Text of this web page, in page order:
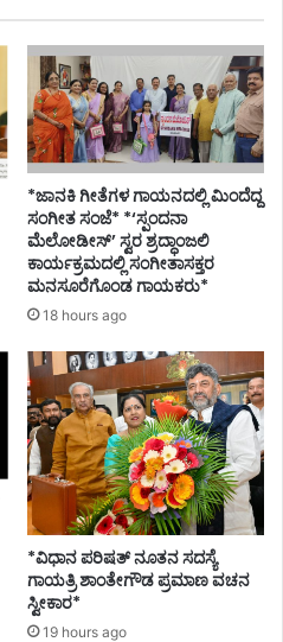
*ಜಾನಕಿ ಗೀತೆಗಳ ಗಾಯನದಲ್ಲಿ ಮಿಂದೆದ್ದ
ಸಂಗೀತ ಸಂಜೆ* *‘ಸ್ಪಂದನಾ
ಮೆಲೋಡೀಸ್’ ಸ್ವರ ಶ್ರದ್ಧಾಂಜಲಿ
ಕಾರ್ಯಕ್ರಮದಲ್ಲಿ ಸಂಗೀತಾಸಕ್ತರ
ಮನಸೂರೆಗೊಂಡ ಗಾಯಕರು*
18 hours ago
*ವಿಧಾನ ಪರಿಷತ್ ನೂತನ ಸದಸ್ಯೆ
ಗಾಯತ್ರಿ ಶಾಂತೇಗೌಡ ಪ್ರಮಾಣ ವಚನ
ಸ್ವೀಕಾರ*
19 hours ago